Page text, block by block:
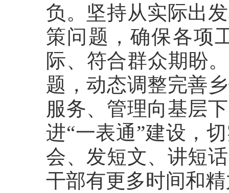
负。坚持从实际出
策问题，确保各项
际、符合群众期盼
题，动态调整完善
服务、管理向基层
进“一表通”建设，
会、发短文、讲短
干部有更多时间和